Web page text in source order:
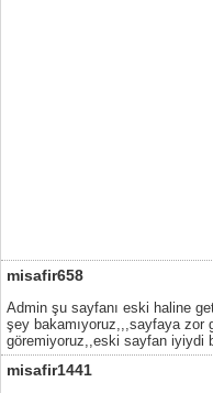
misafir658
Admin şu sayfanı eski haline
şey bakamıyoruz,,,sayfaya zor
göremiyoruz,,eski sayfan iyiydi
misafir1441